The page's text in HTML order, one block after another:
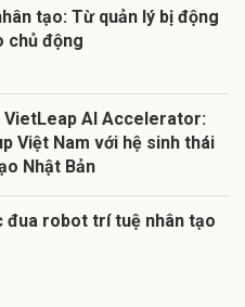
tạo: Từ quản lý bị động
chủ động
VietLeap AI Accelerator:
Việt Nam với hệ sinh thái
Nhật Bản
đua robot trí tuệ nhân tạo